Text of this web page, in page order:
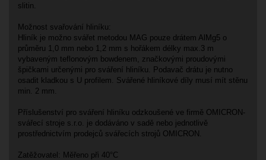
slitin.
Možnost svařování hliníku:
Hliník je možno svářet metodou MAG pouze drátem AlMg5 o
průměru 1,0 mm nebo 1,2 mm s hořákem délky max.3 m
vybaveným teflonovým bowdenem, značkovými proudovými
špičkami určenými pro sváření hliníku. Podavač drátu je nutno
osadit kladkou s U profilem. Svářené hliníkové díly musí mít stěnu
min. 2 mm.
Příslušenství pro sváření hliníku odzkoušené ve firmě OMICRON-
svářecí stroje s.r.o. je dodáváno v sadě nebo jednotlivě
prostřednictvím prodejců svářecích strojů OMICRON.
Zatěžovatel: Měřeno při 40°C